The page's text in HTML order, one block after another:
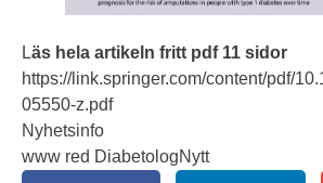
Läs hela artikeln fritt pdf 11 sidor
https://link.springer.com/content/pdf/
05550-z.pdf
Nyhetsinfo
www red DiabetologNytt